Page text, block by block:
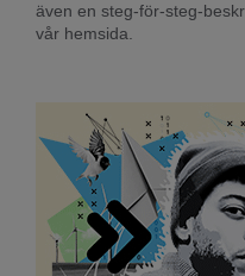
även en steg-för-steg-
vår hemsida.